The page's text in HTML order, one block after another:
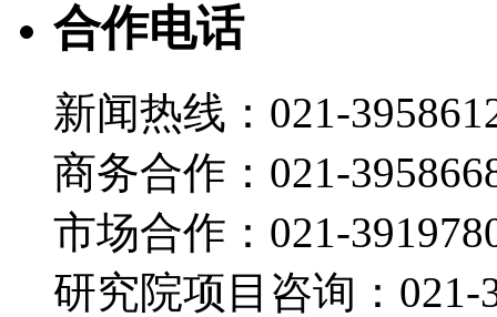
2025-01-09 14:38
CES 2025 | 全面自研自制，极氪智驾和座舱不会受
2025-01-09 14:36
01:09
CES 2025 | 极氪与Waymo合作，第一步全力供应美
2025-01-09 14:35
00:37
CES 2025 | 安聪慧：极氪不会收购重组极星
合作电话
新闻热线：021-
商务合作：021-
市场合作：021-
研究院项目咨询：021-